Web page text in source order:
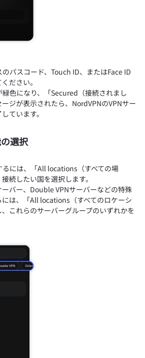
パスコード、Touch ID、またはFace ID
ださい。
色になり、「Secured（接続されまし
ジが表示されたら、NordVPNのVPNサー
ています。
選択
るには、「All locations（すべての場
続したい国を選択します。
バー、Double VPNサーバーなどの特殊
は、「All locations（すべてのロケーシ
これらのサーバーグループのいずれかを